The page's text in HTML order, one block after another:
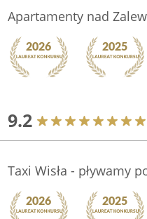
Apartamenty nad
9.2
Taxi Wisła - pływamy